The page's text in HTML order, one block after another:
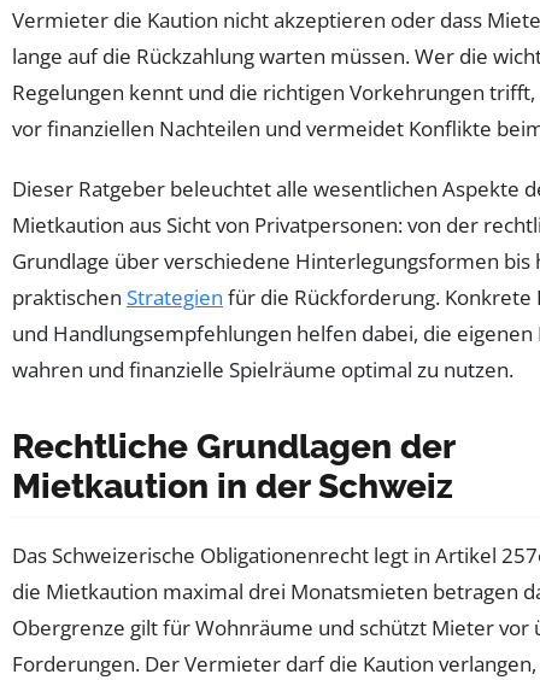
Vermieter die Kaution nicht akzeptieren oder dass
lange auf die Rückzahlung warten müssen. Wer die
Regelungen kennt und die richtigen Vorkehrungen trifft,
vor finanziellen Nachteilen und vermeidet Konflikte
Dieser Ratgeber beleuchtet alle wesentlichen Aspekte
Mietkaution aus Sicht von Privatpersonen: von der
Grundlage über verschiedene Hinterlegungsformen bis
praktischen Strategien für die Rückforderung. Konkrete
und Handlungsempfehlungen helfen dabei, die eigenen
wahren und finanzielle Spielräume optimal zu nutzen.
Rechtliche Grundlagen der
Mietkaution in der Schweiz
Das Schweizerische Obligationenrecht legt in Artikel
die Mietkaution maximal drei Monatsmieten betragen
Obergrenze gilt für Wohnräume und schützt Mieter vor
Forderungen. Der Vermieter darf die Kaution